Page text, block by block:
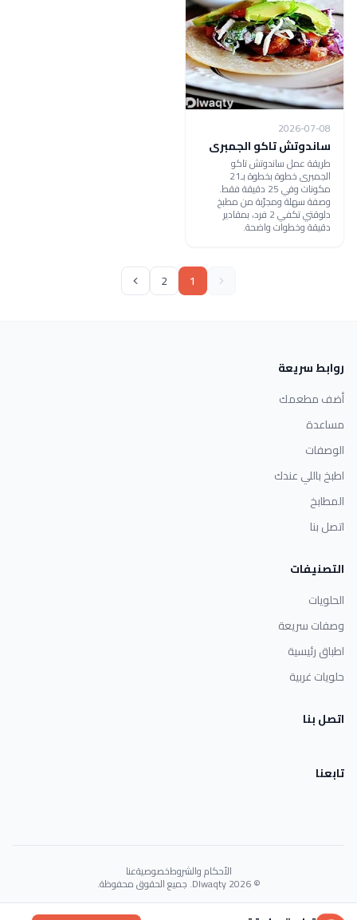
2026-07-08
ساندوتش تاكو الجمبرى
طريقة عمل ساندوتش تاكو
الجمبرى خطوة بخطوة بـ21
مكونات وفي 25 دقيقة فقط.
وصفة سهلة ومجرّبة من مطبخ
دلوقتي تكفي 2 فرد، بمقادير
دقيقة وخطوات واضحة.
1
2
روابط سريعة
أضف مطعمك
مساعدة
الوصفات
اطبخ باللي عندك
المطابخ
اتصل بنا
التصنيفات
الحلويات
وصفات سريعة
اطباق رئيسية
حلويات غربية
اتصل بنا
تابعنا
الأحكام والشروطخصوصيةعنا
© 2026 Dlwaqty. جميع الحقوق محفوظة.
Powered byGAIT